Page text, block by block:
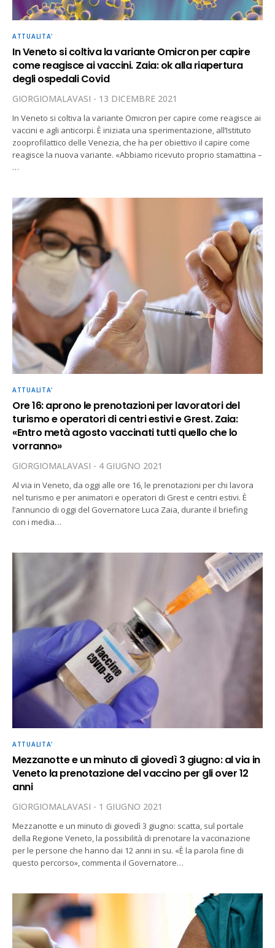
ATTUALITA'
In Veneto si coltiva la variante Omicron per capire
come reagisce ai vaccini. Zaia: ok alla riapertura
degli ospedali Covid
GIORGIOMALAVASI 13 DICEMBRE 2021
In Veneto si coltiva la variante Omicron per capire come reagisce ai
vaccini e agli anticorpi. È iniziata una sperimentazione, all’Istituto
zooprofilattico delle Venezia, che ha per obiettivo il capire come
reagisce la nuova variante. «Abbiamo ricevuto proprio stamattina –
…
ATTUALITA'
Ore 16: aprono le prenotazioni per lavoratori del
turismo e operatori di centri estivi e Grest. Zaia:
«Entro metà agosto vaccinati tutti quello che lo
vorranno»
GIORGIOMALAVASI 4 GIUGNO 2021
Al via in Veneto, da oggi alle ore 16, le prenotazioni per chi lavora
nel turismo e per animatori e operatori di Grest e centri estivi. È
l’annuncio di oggi del Governatore Luca Zaia, durante il briefing
con i media…
ATTUALITA'
Mezzanotte e un minuto di giovedì 3 giugno: al via in
Veneto la prenotazione del vaccino per gli over 12
anni
GIORGIOMALAVASI 1 GIUGNO 2021
Mezzanotte e un minuto di giovedì 3 giugno: scatta, sul portale
della Regione Veneto, la possibilità di prenotare la vaccinazione
per le persone che hanno dai 12 anni in su. «È la parola fine di
questo percorso», commenta il Governatore…